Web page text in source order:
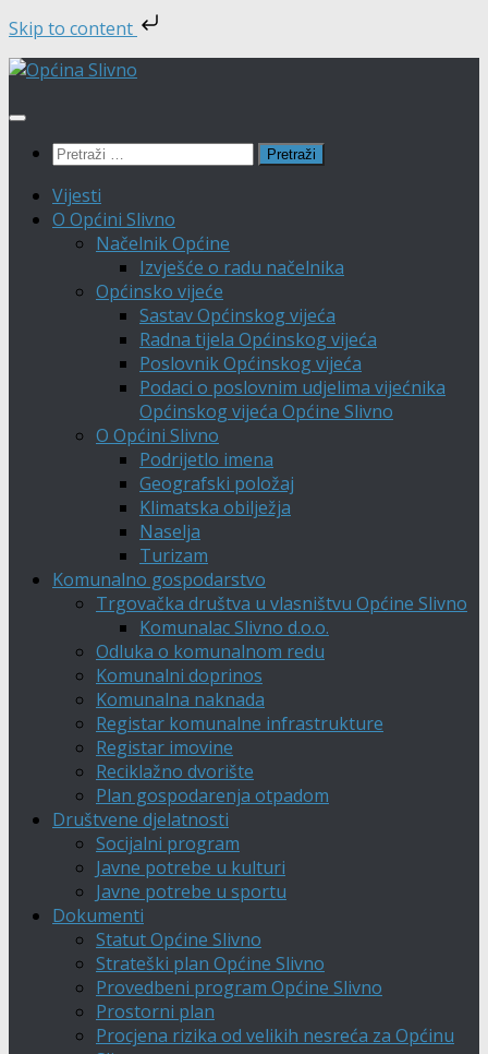
Skip to content
Skip
content
Pretraži:
Vijesti
O Općini Slivno
Načelnik Općine
Izvješće o radu načelnika
Općinsko vijeće
Sastav Općinskog vijeća
Radna tijela Općinskog vijeća
Poslovnik Općinskog vijeća
Podaci o poslovnim udjelima vijećnika
Općinskog vijeća Općine Slivno
O Općini Slivno
Podrijetlo imena
Geografski položaj
Klimatska obilježja
Naselja
Turizam
Komunalno gospodarstvo
Trgovačka društva u vlasništvu Općine Slivno
Komunalac Slivno d.o.o.
Odluka o komunalnom redu
Komunalni doprinos
Komunalna naknada
Registar komunalne infrastrukture
Registar imovine
Reciklažno dvorište
Plan gospodarenja otpadom
Društvene djelatnosti
Socijalni program
Javne potrebe u kulturi
Javne potrebe u sportu
Dokumenti
Statut Općine Slivno
Strateški plan Općine Slivno
Provedbeni program Općine Slivno
Prostorni plan
Procjena rizika od velikih nesreća za Općinu